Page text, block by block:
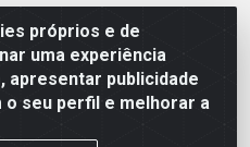
próprios e de
uma experiência
apresentar publicidade
seu perfil e melhorar a
Jose de Souza Leite, 265 -
AL - CEP 57.442-000 -
0001-06